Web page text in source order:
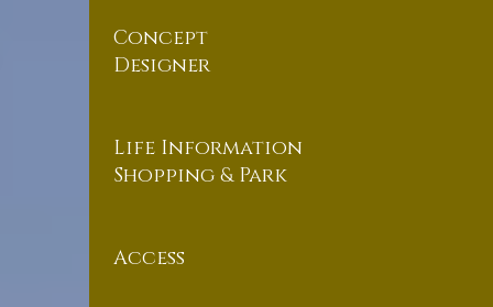
Concept
Designer
Life Information
Shopping & Park
Access